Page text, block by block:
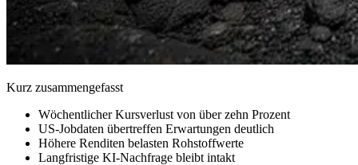
Kurz zusammengefasst
Wöchentlicher Kursverlust von über zehn Prozent
US-Jobdaten übertreffen Erwartungen deutlich
Höhere Renditen belasten Rohstoffwerte
Langfristige KI-Nachfrage bleibt intakt